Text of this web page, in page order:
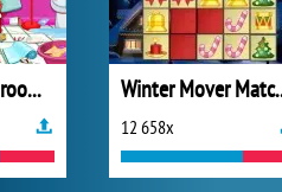
Christmas Bathroom Cleaning
12 658x